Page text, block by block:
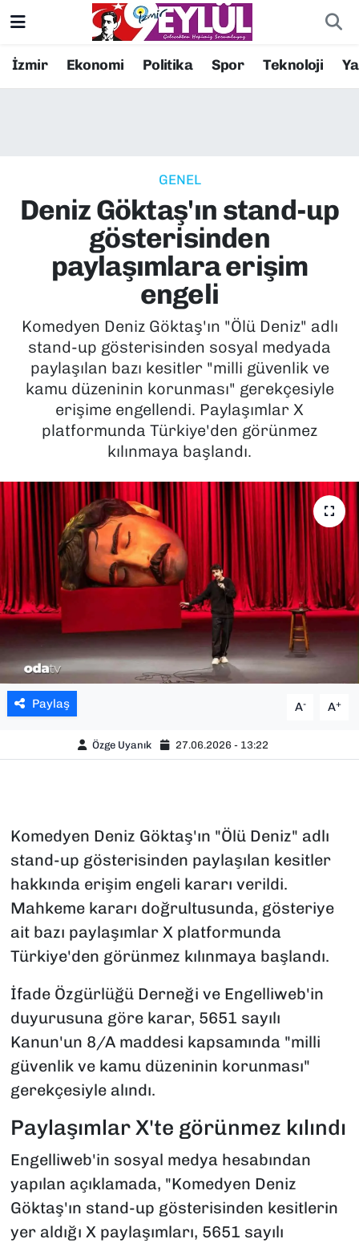
İzmir Ekonomi Politika Spor Teknoloji
GENEL
Deniz Göktaş'ın stand-up
gösterisinden
paylaşımlara erişim
engeli
Komedyen Deniz Göktaş'ın "Ölü Deniz" adlı
stand-up gösterisinden sosyal medyada
paylaşılan bazı kesitler "milli güvenlik ve
kamu düzeninin korunması" gerekçesiyle
erişime engellendi. Paylaşımlar X
platformunda Türkiye'den görünmez
kılınmaya başlandı.
Paylaş A- A+
Özge Uyanık 27.06.2026 - 13:22
Komedyen Deniz Göktaş'ın "Ölü Deniz" adlı
stand-up gösterisinden paylaşılan kesitler
hakkında erişim engeli kararı verildi.
Mahkeme kararı doğrultusunda, gösteriye
ait bazı paylaşımlar X platformunda
Türkiye'den görünmez kılınmaya başlandı.
İfade Özgürlüğü Derneği ve Engelliweb'in
duyurusuna göre karar, 5651 sayılı
Kanun'un 8/A maddesi kapsamında "milli
güvenlik ve kamu düzeninin korunması"
gerekçesiyle alındı.
Paylaşımlar X'te görünmez kılındı
Engelliweb'in sosyal medya hesabından
yapılan açıklamada, "Komedyen Deniz
Göktaş'ın stand-up gösterisinden kesitlerin
yer aldığı X paylaşımları, 5651 sayılı
Resmi İlanlar
EKONOMİ
KÜLTÜR SANAT
POLİTİKA
SAĞLIK
SPOR
YAŞAM
YEREL YÖNETİMLER
Konak Nöbetçi Eczaneler
Süper Lig Puan Durumu ve Fikstür
Tüm Manşetler
Son Dakika Haberleri